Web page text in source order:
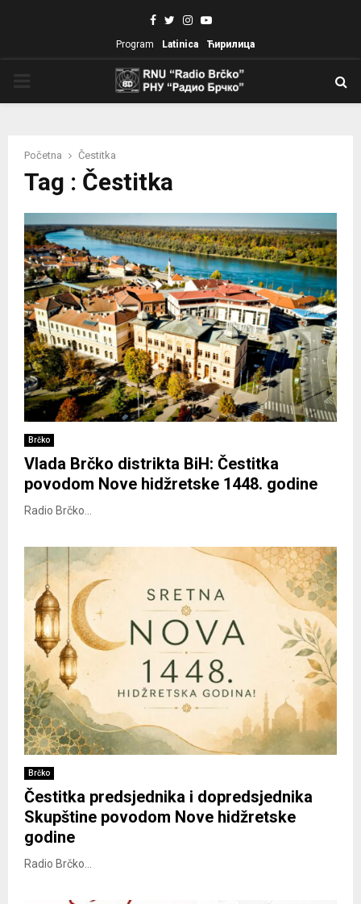
Facebook
TwitterInstagram
Youtube
Program Latinica Ћирилица
Početna Čestitka
Tag : Čestitka
Brčko
Vlada Brčko distrikta BiH: Čestitka
povodom Nove hidžretske 1448. godine
Radio Brčko...
Brčko
Čestitka predsjednika i dopredsjednika
Skupštine povodom Nove hidžretske
godine
Radio Brčko...